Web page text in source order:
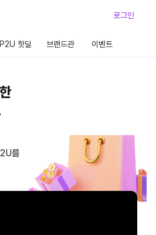
로그인
P2U 핫딜 브랜드관 이벤트